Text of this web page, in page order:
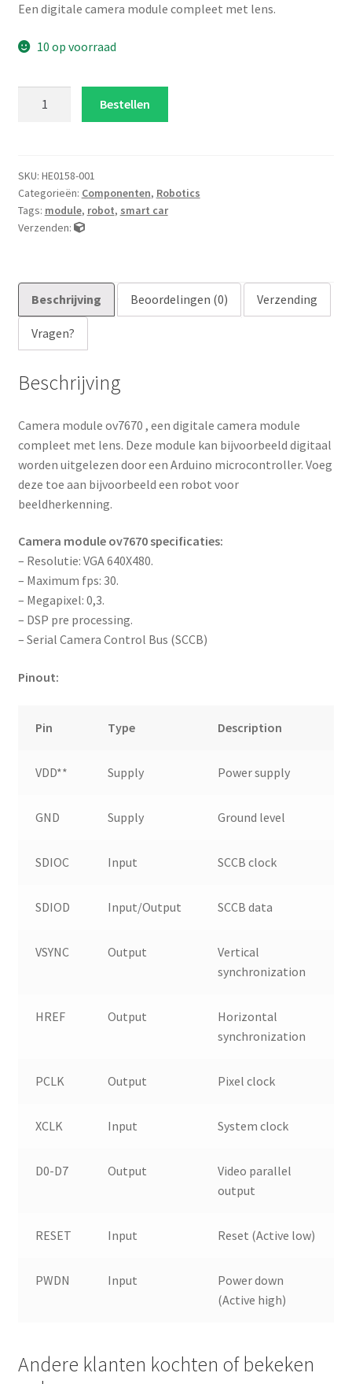
Een digitale camera module compleet met lens.
10 op voorraad
VGA
640X480
aantal
Bestellen
SKU: HE0158-001
Categorieën: Componenten, Robotics
Tags: module, robot, smart car
Verzenden:
Beschrijving Beoordelingen (0) Verzending
Vragen?
Beschrijving
Camera module ov7670 , een digitale camera module
compleet met lens. Deze module kan bijvoorbeeld digitaal
worden uitgelezen door een Arduino microcontroller. Voeg
deze toe aan bijvoorbeeld een robot voor
beeldherkenning.
Camera module ov7670 specificaties:
– Resolutie: VGA 640X480.
– Maximum fps: 30.
– Megapixel: 0,3.
– DSP pre processing.
– Serial Camera Control Bus (SCCB)
Pinout:
Pin Type Description
VDD** Supply Power supply
GND Supply Ground level
SDIOC Input SCCB clock
SDIOD Input/Output SCCB data
VSYNC Output
Vertical
synchronization
HREF Output
Horizontal
synchronization
PCLK Output Pixel clock
XCLK Input System clock
D0-D7 Output
Video parallel
output
RESET Input Reset (Active low)
PWDN Input
Power down
(Active high)
Andere klanten kochten of bekeken